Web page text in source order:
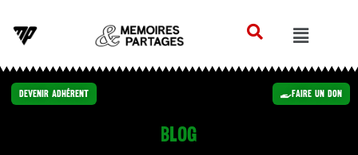
Devenir Adhérent Faire un Don
Blog